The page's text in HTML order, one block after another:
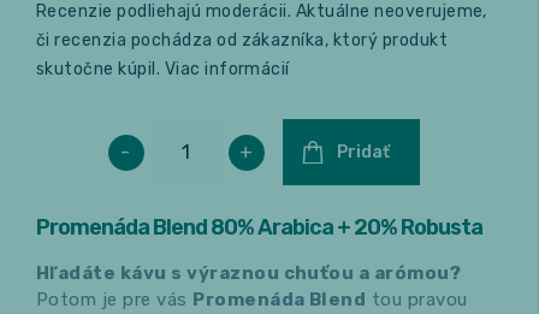
Recenzie podliehajú moderácii. Aktuálne neoverujeme,
či recenzia pochádza od zákazníka, ktorý produkt
skutočne kúpil. Viac informácií
- + Pridať
Promenáda Blend 80% Arabica + 20% Robusta
Hľadáte kávu s výraznou chuťou a arómou?
Potom je pre vás Promenáda Blend tou pravou